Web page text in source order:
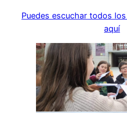
Puedes escuchar todos
aquí